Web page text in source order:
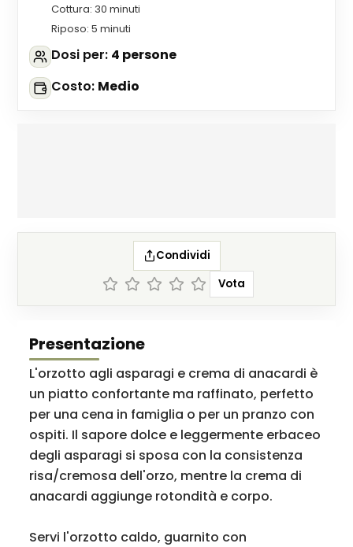
Cottura: 30 minuti
Riposo:5 minuti
Dosi per: 4 persone
Costo: Medio
Condividi
Vota
Presentazione
L'orzotto agli asparagi e crema di anacardi è
un piatto confortante ma raffinato, perfetto
per una cena in famiglia o per un pranzo con
ospiti. Il sapore dolce e leggermente erbaceo
degli asparagi si sposa con la consistenza
risa/cremosa dell'orzo, mentre la crema di
anacardi aggiunge rotondità e corpo.
Servi l'orzotto caldo, guarnito con